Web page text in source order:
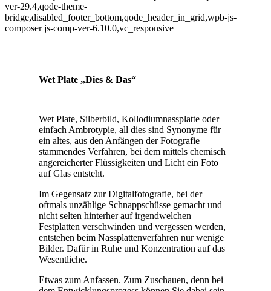
ver-29.4,qode-theme-
bridge,disabled_footer_bottom,qode_header_in_grid,wpb-js-
composer js-comp-ver-6.10.0,vc_responsive
Wet Plate „Dies & Das“
Wet Plate, Silberbild, Kollodiumnassplatte oder
einfach Ambrotypie, all dies sind Synonyme für
ein altes, aus den Anfängen der Fotografie
stammendes Verfahren, bei dem mittels chemisch
angereicherter Flüssigkeiten und Licht ein Foto
auf Glas entsteht.
Im Gegensatz zur Digitalfotografie, bei der
oftmals unzählige Schnappschüsse gemacht und
nicht selten hinterher auf irgendwelchen
Festplatten verschwinden und vergessen werden,
entstehen beim Nassplattenverfahren nur wenige
Bilder. Dafür in Ruhe und Konzentration auf das
Wesentliche.
Etwas zum Anfassen. Zum Zuschauen, denn bei